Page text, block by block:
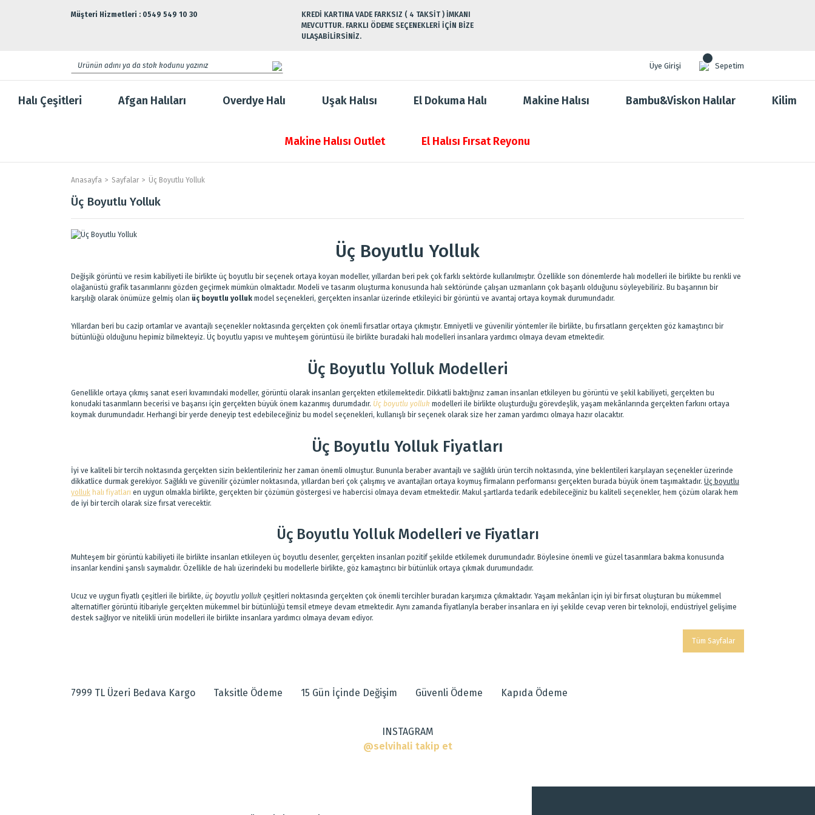
Müşteri Hizmetleri : 0549 549 10 30
KREDİ KARTINA VADE FARKSIZ ( 4 TAKSİT ) İMKANI
MEVCUTTUR. FARKLI ÖDEME SEÇENEKLERİ İÇİN BİZE
ULAŞABİLİRSİNİZ.
Üye Girişi Sepetim
Halı Çeşitleri Afgan Halıları Overdye Halı Uşak Halısı El Dokuma Halı Makine Halısı Bambu&Viskon Halılar Kilim
Makine Halısı Outlet El Halısı Fırsat Reyonu
Anasayfa Sayfalar Üç Boyutlu Yolluk
Üç Boyutlu Yolluk
Üç Boyutlu Yolluk
Değişik görüntü ve resim kabiliyeti ile birlikte üç boyutlu bir seçenek ortaya koyan modeller, yıllardan beri pek çok farklı sektörde kullanılmıştır. Özellikle son dönemlerde halı modelleri ile birlikte bu renkli ve
olağanüstü grafik tasarımlarını gözden geçirmek mümkün olmaktadır. Modeli ve tasarım oluşturma konusunda halı sektöründe çalışan uzmanların çok başarılı olduğunu söyleyebiliriz. Bu başarının bir
karşılığı olarak önümüze gelmiş olan üç boyutlu yolluk model seçenekleri, gerçekten insanlar üzerinde etkileyici bir görüntü ve avantaj ortaya koymak durumundadır.
Yıllardan beri bu cazip ortamlar ve avantajlı seçenekler noktasında gerçekten çok önemli fırsatlar ortaya çıkmıştır. Emniyetli ve güvenilir yöntemler ile birlikte, bu fırsatların gerçekten göz kamaştırıcı bir
bütünlüğü olduğunu hepimiz bilmekteyiz. Üç boyutlu yapısı ve muhteşem görüntüsü ile birlikte buradaki halı modelleri insanlara yardımcı olmaya devam etmektedir.
Üç Boyutlu Yolluk Modelleri
Genellikle ortaya çıkmış sanat eseri kıvamındaki modeller, görüntü olarak insanları gerçekten etkilemektedir. Dikkatli baktığınız zaman insanları etkileyen bu görüntü ve şekil kabiliyeti, gerçekten bu
konudaki tasarımların becerisi ve başarısı için gerçekten büyük önem kazanmış durumdadır. Üç boyutlu yolluk modelleri ile birlikte oluşturduğu görevdeşlik, yaşam mekânlarında gerçekten farkını ortaya
koymak durumundadır. Herhangi bir yerde deneyip test edebileceğiniz bu model seçenekleri, kullanışlı bir seçenek olarak size her zaman yardımcı olmaya hazır olacaktır.
Üç Boyutlu Yolluk Fiyatları
İyi ve kaliteli bir tercih noktasında gerçekten sizin beklentileriniz her zaman önemli olmuştur. Bununla beraber avantajlı ve sağlıklı ürün tercih noktasında, yine beklentileri karşılayan seçenekler üzerinde
dikkatlice durmak gerekiyor. Sağlıklı ve güvenilir çözümler noktasında, yıllardan beri çok çalışmış ve avantajları ortaya koymuş firmaların performansı gerçekten burada büyük önem taşımaktadır. Üç boyutlu
yolluk halı fiyatları en uygun olmakla birlikte, gerçekten bir çözümün göstergesi ve habercisi olmaya devam etmektedir. Makul şartlarda tedarik edebileceğiniz bu kaliteli seçenekler, hem çözüm olarak hem
de iyi bir tercih olarak size fırsat verecektir.
Üç Boyutlu Yolluk Modelleri ve Fiyatları
Muhteşem bir görüntü kabiliyeti ile birlikte insanları etkileyen üç boyutlu desenler, gerçekten insanları pozitif şekilde etkilemek durumundadır. Böylesine önemli ve güzel tasarımlara bakma konusunda
insanlar kendini şanslı saymalıdır. Özellikle de halı üzerindeki bu modellerle birlikte, göz kamaştırıcı bir bütünlük ortaya çıkmak durumundadır.
Ucuz ve uygun fiyatlı çeşitleri ile birlikte, üç boyutlu yolluk çeşitleri noktasında gerçekten çok önemli tercihler buradan karşımıza çıkmaktadır. Yaşam mekânları için iyi bir fırsat oluşturan bu mükemmel
alternatifler görüntü itibariyle gerçekten mükemmel bir bütünlüğü temsil etmeye devam etmektedir. Aynı zamanda fiyatlarıyla beraber insanlara en iyi şekilde cevap veren bir teknoloji, endüstriyel gelişime
destek sağlıyor ve nitelikli ürün modelleri ile birlikte insanlara yardımcı olmaya devam ediyor.
Tüm Sayfalar
7999 TL Üzeri Bedava Kargo Taksitle Ödeme 15 Gün İçinde Değişim Güvenli Ödeme Kapıda Ödeme
INSTAGRAM
@selvihali takip et